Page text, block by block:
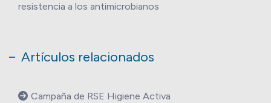
resistencia a los antimicrobianos
Artículos relacionados
Campaña de RSE Higiene Activa